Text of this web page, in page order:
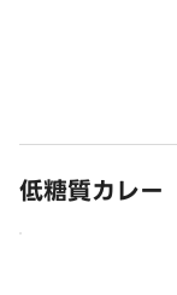
低糖質カレー